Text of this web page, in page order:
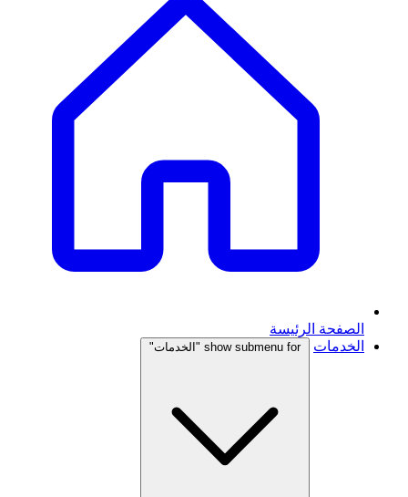
الصفحة الرئيسة
الخدمات
show submenu for "الخدمات"